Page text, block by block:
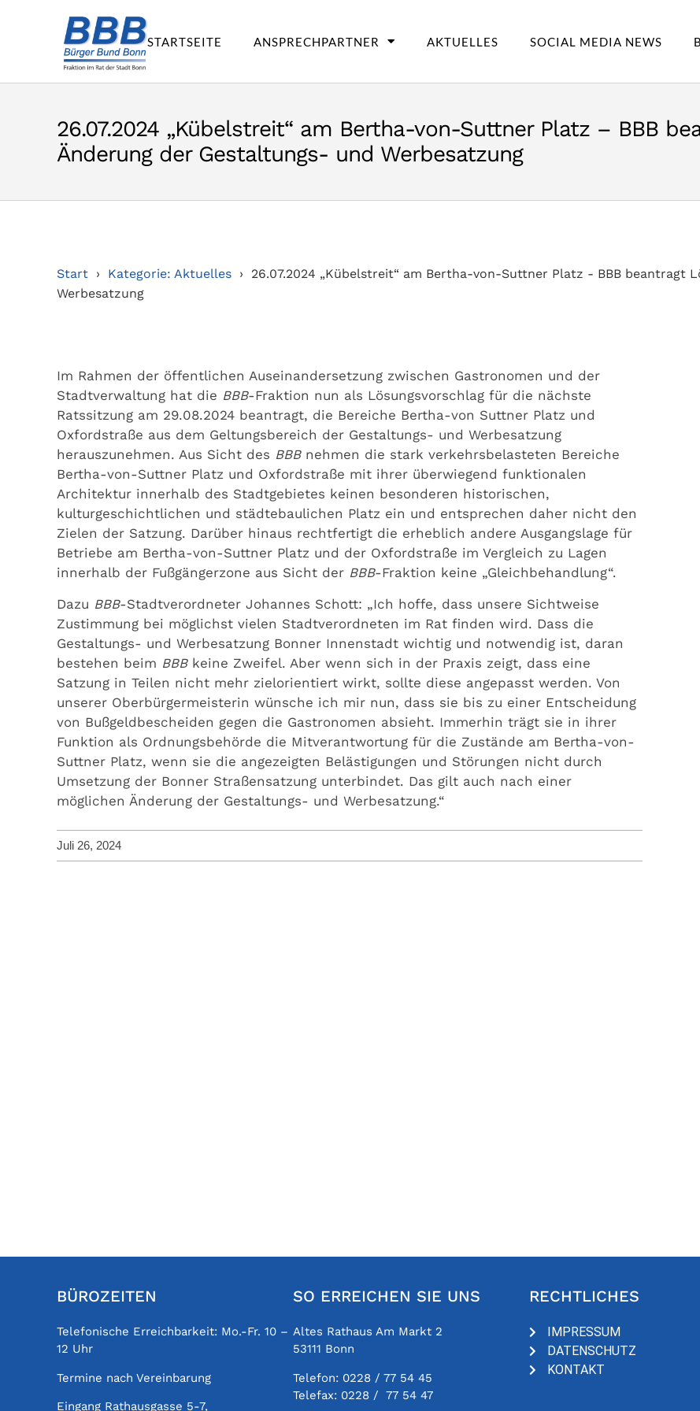
STARTSEITE ANSPRECHPARTNER AKTUELLES SOCIAL MEDIA NEWS
26.07.2024 „Kübelstreit“ am Bertha-von-Suttner Platz – BBB
Änderung der Gestaltungs- und Werbesatzung
Start Kategorie: Aktuelles
26.07.2024 „Kübelstreit“ am Bertha-von-Suttner Platz - BBB beantragt
Werbesatzung
Im Rahmen der öffentlichen Auseinandersetzung zwischen Gastronomen und der
Stadtverwaltung hat die BBB-Fraktion nun als Lösungsvorschlag für die nächste
Ratssitzung am 29.08.2024 beantragt, die Bereiche Bertha-von Suttner Platz und
Oxfordstraße aus dem Geltungsbereich der Gestaltungs- und Werbesatzung
herauszunehmen. Aus Sicht des BBBnehmen die stark verkehrsbelasteten Bereiche
Bertha-von-Suttner Platz und Oxfordstraße mit ihrer überwiegend funktionalen
Architektur innerhalb des Stadtgebietes keinen besonderen historischen,
kulturgeschichtlichen und städtebaulichen Platz ein und entsprechen daher nicht den
Zielen der Satzung. Darüber hinaus rechtfertigt die erheblich andere Ausgangslage für
Betriebe am Bertha-von-Suttner Platz und der Oxfordstraße im Vergleich zu Lagen
innerhalb der Fußgängerzone aus Sicht der BBB-Fraktion keine „Gleichbehandlung“.
Dazu BBB-Stadtverordneter Johannes Schott: „Ich hoffe, dass unsere Sichtweise
Zustimmung bei möglichst vielen Stadtverordneten im Rat finden wird. Dass die
Gestaltungs- und Werbesatzung Bonner Innenstadt wichtig und notwendig ist, daran
bestehen beim BBBkeine Zweifel. Aber wenn sich in der Praxis zeigt, dass eine
Satzung in Teilen nicht mehr zielorientiert wirkt, sollte diese angepasst werden. Von
unserer Oberbürgermeisterin wünsche ich mir nun, dass sie bis zu einer Entscheidung
von Bußgeldbescheiden gegen die Gastronomen absieht. Immerhin trägt sie in ihrer
Funktion als Ordnungsbehörde die Mitverantwortung für die Zustände am Bertha-von-
Suttner Platz, wenn sie die angezeigten Belästigungen und Störungen nicht durch
Umsetzung der Bonner Straßensatzung unterbindet. Das gilt auch nach einer
möglichen Änderung der Gestaltungs- und Werbesatzung.“
Juli 26, 2024
BÜROZEITEN
Telefonische Erreichbarkeit: Mo.-Fr. 10 –
12 Uhr
Termine nach Vereinbarung
Eingang Rathausgasse 5-7,
SO ERREICHEN SIE UNS
Altes Rathaus Am Markt 2
53111 Bonn
Telefon: 0228 / 77 54 45
Telefax: 0228 / 77 54 47
RECHTLICHES
IMPRESSUM
DATENSCHUTZ
KONTAKT